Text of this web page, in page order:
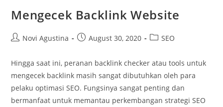
Mengecek Backlink Website
PostNovi Agustina
PostAugust 30, 2020
PostSEO
Hingga saat ini, peranan backlink checker atau tools untuk
mengecek backlink masih sangat dibutuhkan oleh para
pelaku optimasi SEO. Fungsinya sangat penting dan
bermanfaat untuk memantau perkembangan strategi SEO